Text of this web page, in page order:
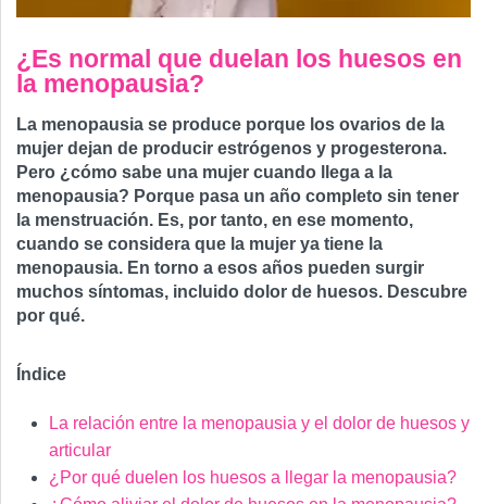
¿Es normal que duelan los huesos en
la menopausia?
La menopausia se produce porque los ovarios de la
mujer dejan de producir estrógenos y progesterona.
Pero ¿cómo sabe una mujer cuando llega a la
menopausia? Porque pasa un año completo sin tener
la menstruación. Es, por tanto, en ese momento,
cuando se considera que la mujer ya tiene la
menopausia. En torno a esos años pueden surgir
muchos síntomas, incluido dolor de huesos. Descubre
por qué.
Índice
La relación entre la menopausia y el dolor de huesos y
articular
¿Por qué duelen los huesos a llegar la menopausia?